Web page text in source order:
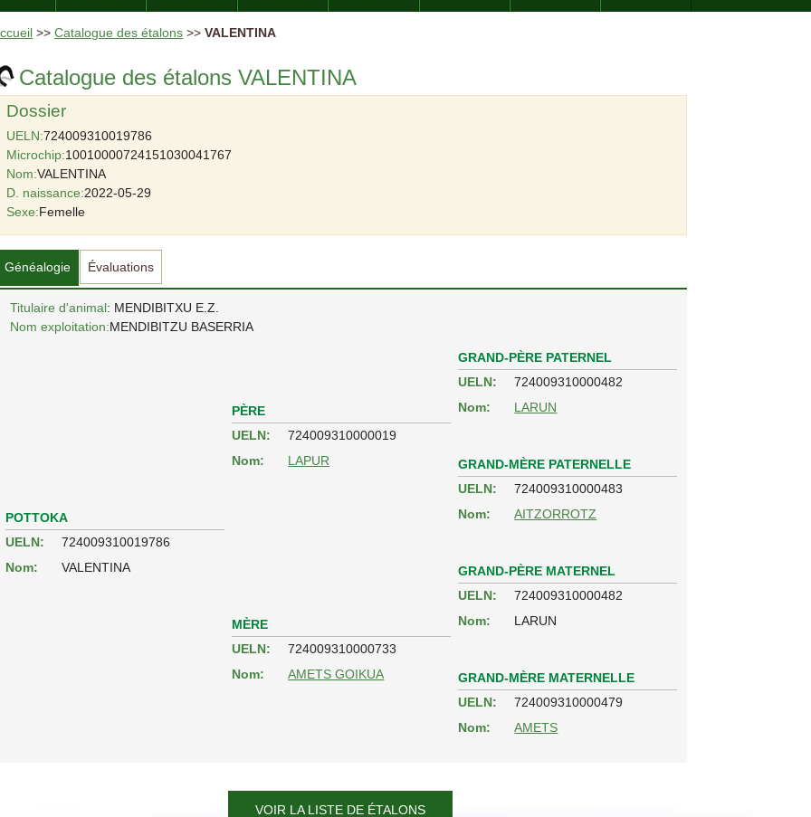
>>Catalogue des étalons >>VALENTINA
Catalogue des étalons VALENTINA
Dossier
UELN:724009310019786
Microchip:10010000724151030041767
Nom:VALENTINA
D. naissance:2022-05-29
Sexe:Femelle
Généalogie Évaluations
Titulaire d'animal: MENDIBITXU E.Z.
Nom exploitation:MENDIBITZU BASERRIA
POTTOKA
UELN:
724009310019786
Nom:
VALENTINA
PÈRE
UELN:
724009310000019
Nom:
LAPUR
GRAND-PÈRE PATERNEL
UELN:
724009310000482
Nom:
LARUN
GRAND-MÈRE PATERNELLE
UELN:
724009310000483
Nom:
AITZORROTZ
MÈRE
UELN:
724009310000733
Nom:
AMETS GOIKUA
GRAND-PÈRE MATERNEL
UELN:
724009310000482
Nom:
LARUN
GRAND-MÈRE MATERNELLE
UELN:
724009310000479
Nom:
AMETS
VOIR LA LISTE DE ÉTALONS